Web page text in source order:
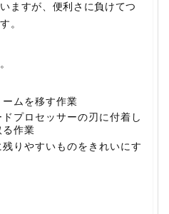
ますが、便利さに負けてつ
。
ムを移す作業
プロセッサーの刃に付着し
る作業
りやすいものをきれいにす